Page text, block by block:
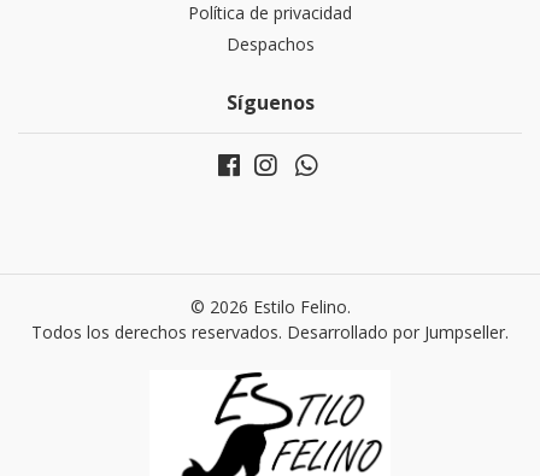
Política de privacidad
Despachos
Síguenos
© 2026 Estilo Felino.
Todos los derechos reservados. Desarrollado por Jumpseller.